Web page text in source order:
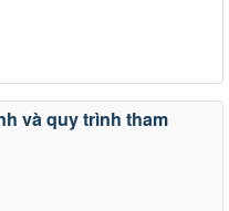
và quy trình tham